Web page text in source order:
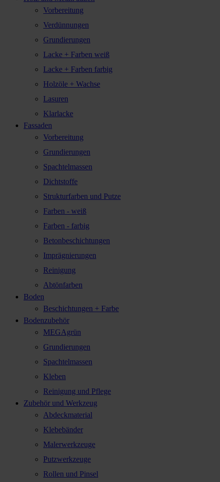
Vorbereitung
Verdünnungen
Grundierungen
Lacke + Farben weiß
Lacke + Farben farbig
Holzöle + Wachse
Lasuren
Klarlacke
Fassaden
Vorbereitung
Grundierungen
Spachtelmassen
Dichtstoffe
Strukturfarben und Putze
Farben - weiß
Farben - farbig
Betonbeschichtungen
Imprägnierungen
Reinigung
Abtönfarben
Boden
Beschichtungen + Farbe
Bodenzubehör
MEGAgrün
Grundierungen
Spachtelmassen
Kleben
Reinigung und Pflege
Zubehör und Werkzeug
Abdeckmaterial
Klebebänder
Malerwerkzeuge
Putzwerkzeuge
Rollen und Pinsel